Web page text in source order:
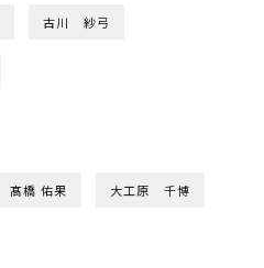
古川 紗弓
髙橋 佑果 大工原 千博